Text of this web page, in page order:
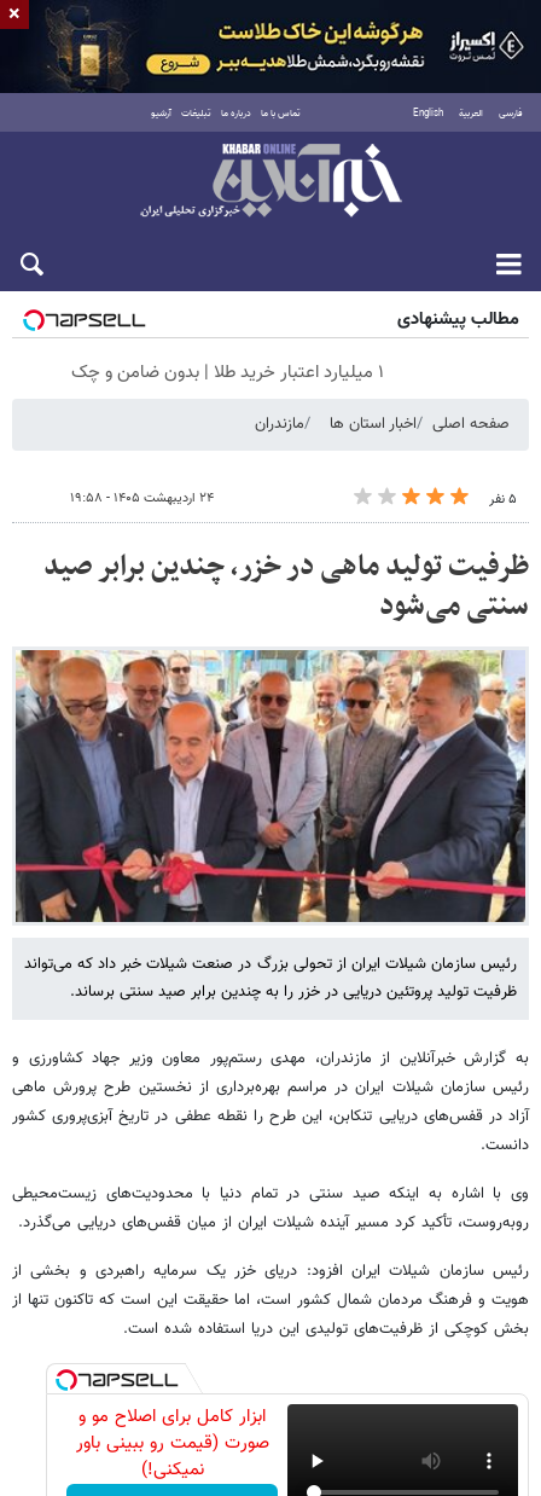
فارسی العربية English تماس با ما درباره ما تبلیغات آرشیو
جمعه ۱۶ مرداد ۱۴۰۵
مطالب پیشنهادی
۱ میلیارد اعتبار خرید طلا | بدون ضامن و چک
صفحه اصلی اخبار استان ها مازندران
۵ نفر ۲۴ اردیبهشت ۱۴۰۵ - ۱۹:۵۸
ظرفیت تولید ماهی در خزر، چندین برابر صید
سنتی می‌شود
رئیس سازمان شیلات ایران از تحولی بزرگ در صنعت شیلات خبر داد که می‌تواند
ظرفیت تولید پروتئین دریایی در خزر را به چندین برابر صید سنتی برساند.
به گزارش خبرآنلاین از مازندران، مهدی رستم‌پور معاون وزیر جهاد کشاورزی و
رئیس سازمان شیلات ایران در مراسم بهره‌برداری از نخستین طرح پرورش ماهی
آزاد در قفس‌های دریایی تنکابن، این طرح را نقطه عطفی در تاریخ آبزی‌پروری کشور
دانست.
وی با اشاره به اینکه صید سنتی در تمام دنیا با محدودیت‌های زیست‌محیطی
روبه‌روست، تأکید کرد مسیر آینده شیلات ایران از میان قفس‌های دریایی می‌گذرد.
رئیس سازمان شیلات ایران افزود: دریای خزر یک سرمایه راهبردی و بخشی از
هویت و فرهنگ مردمان شمال کشور است، اما حقیقت این است که تاکنون تنها از
بخش کوچکی از ظرفیت‌های تولیدی این دریا استفاده شده است.
ابزار کامل برای اصلاح مو و
صورت (قیمت رو ببینی باور
نمیکنی!)
×